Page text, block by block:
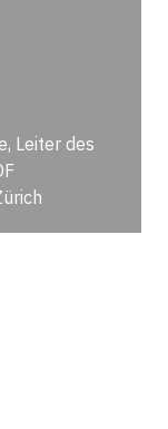
Leiter des